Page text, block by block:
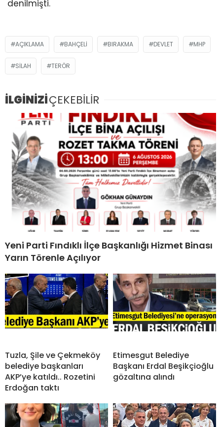
denilmişti.
AÇIKLAMA BAHÇELI BIRAKMA DEVLET MHP
SILAH TERÖR
İLGİNİZİÇEKEBİLİR
Yeni Parti Fındıklı İlçe Başkanlığı Hizmet Binası
Yarın Törenle Açılıyor
Tuzla, Şile ve Çekmeköy
belediye başkanları
AKP’ye katıldı.. Rozetini
Erdoğan taktı
Etimesgut Belediye
Başkanı Erdal Beşikçioğlu
gözaltına alındı